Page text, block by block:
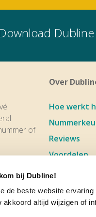
bij Dubline!
de beste website
akkoord altijd wijzigen of
Dubline
of
excl.
met
Over
Hoe werkt
Reviews
Voordelen
Aanmelden
Tarieven
2 nummers